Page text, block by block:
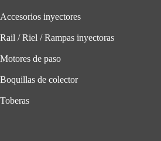
Accesorios inyectores
Rail / Riel / Rampas inyectoras
Motores de paso
Boquillas de colector
Toberas